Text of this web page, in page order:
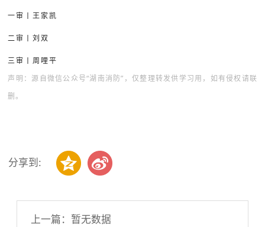
一审丨王家凯
二审丨刘双
三审丨周哩平
声明：源自微信公众号“湖南消防”，仅整理转发供学习用，如有侵权请联
删。
分享到:
上一篇：暂无数据